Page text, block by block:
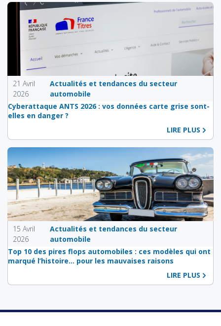
21 Avril
2026
Actualités et tendances du secteur
automobile
Cyberattaque ANTS 2026 : vos données carte grise sont-
elles en danger ?
LIRE PLUS
15 Avril
2026
Actualités et tendances du secteur
automobile
Top 10 des pires flops automobiles : ces modèles qui ont
marqué l’histoire… pour les mauvaises raisons
LIRE PLUS